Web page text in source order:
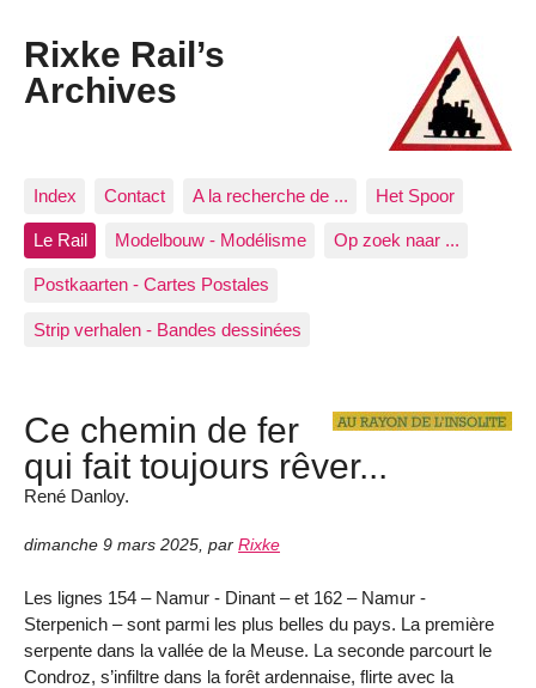
Rixke Rail’s
Archives
Index Contact A la recherche de ... Het Spoor
Le Rail Modelbouw - Modélisme Op zoek naar ...
Postkaarten - Cartes Postales
Strip verhalen - Bandes dessinées
Ce chemin de fer
qui fait toujours rêver...
René Danloy.
dimanche 9 mars 2025, par Rixke
Les lignes 154 – Namur - Dinant – et 162 – Namur -
Sterpenich – sont parmi les plus belles du pays. La première
serpente dans la vallée de la Meuse. La seconde parcourt le
Condroz, s’infiltre dans la forêt ardennaise, flirte avec la